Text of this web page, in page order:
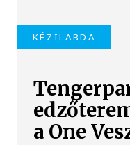
KÉZILABDA
a One